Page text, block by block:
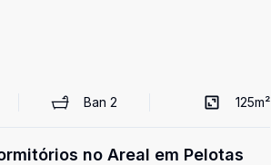
Ban2 125m²
no Areal em Pelotas